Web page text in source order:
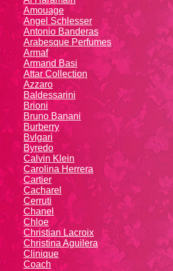
Amouage
Angel Schlesser
Antonio Banderas
Arabesque Perfumes
Armaf
Armand Basi
Attar Collection
Azzaro
Baldessarini
Brioni
Bruno Banani
Burberry
Bvlgari
Byredo
Calvin Klein
Carolina Herrera
Cartier
Caсhаrеl
Cerruti
Chanel
Chloe
Christian Lacroix
Christina Aguilera
Cliniquе
Coach